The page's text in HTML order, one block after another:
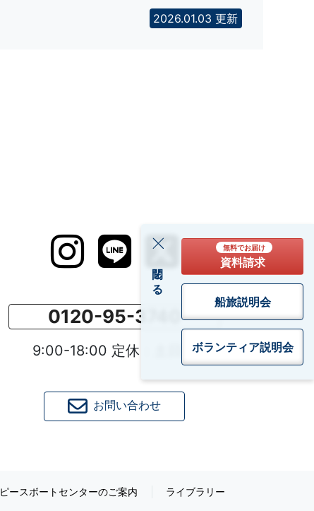
閉じる
無料でお届け
資料請求
船旅説明会
ボランティア説明会
2026.01.03 更新
0120-95-3740
9:00-18:00 定休：土日祝
お問い合わせ
ピースボートセンターのご案内 ライブラリー